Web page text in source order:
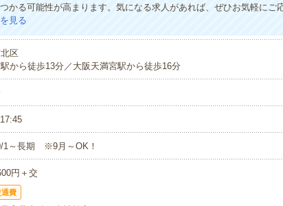
かる可能性が高まります。気になる求人があれば、ぜひお気軽にご
見る
区
から徒歩13分／大阪天満宮駅から徒歩16分
1～長期 ※9月～OK！
円＋交
通費